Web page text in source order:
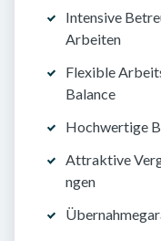
Intensive
Arbeiten
Flexible
Balance
Hochwertige
Attraktive
ngen